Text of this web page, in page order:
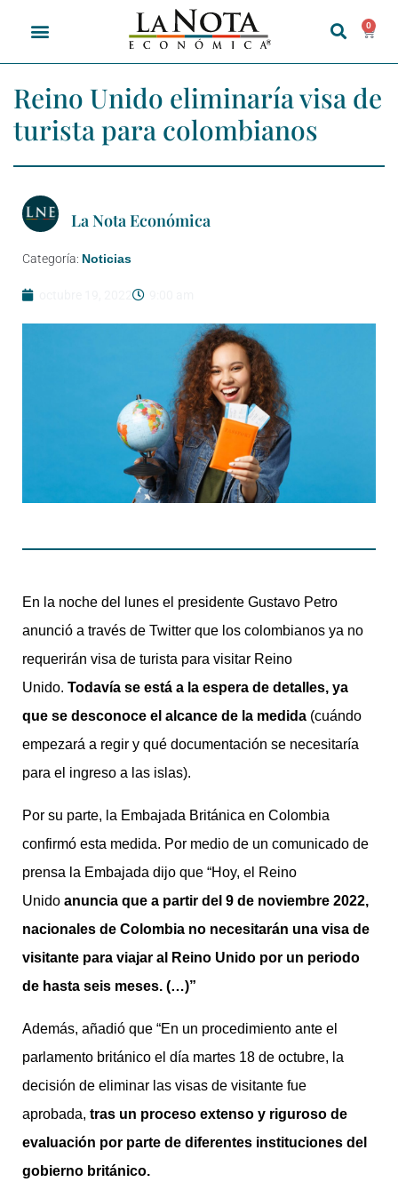
0
Reino Unido eliminaría visa de
turista para colombianos
La Nota Económica
Categoría: Noticias
En la noche del lunes el presidente Gustavo Petro
anunció a través de Twitter que los colombianos ya no
requerirán visa de turista para visitar Reino
Unido. Todavía se está a la espera de detalles, ya
que se desconoce el alcance de la medida (cuándo
empezará a regir y qué documentación se necesitaría
para el ingreso a las islas).
Por su parte, la Embajada Británica en Colombia
confirmó esta medida. Por medio de un comunicado de
prensa la Embajada dijo que “Hoy, el Reino
Unido anuncia que a partir del 9 de noviembre 2022,
nacionales de Colombia no necesitarán una visa de
visitante para viajar al Reino Unido por un periodo
de hasta seis meses. (…)”
Además, añadió que “En un procedimiento ante el
parlamento británico el día martes 18 de octubre, la
decisión de eliminar las visas de visitante fue
aprobada, tras un proceso extenso y riguroso de
evaluación por parte de diferentes instituciones del
gobierno británico.